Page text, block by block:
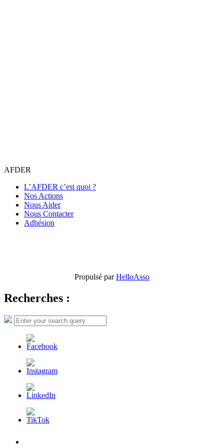
AFDER
L’AFDER c’est quoi ?
Nos Actions
Nous Aider
Nous Contacter
Adhésion
Propulsé parHelloAsso
Recherches :
Search
for:
Search